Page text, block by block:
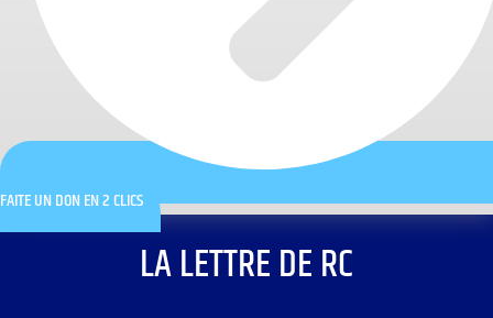
FAITE UN DON EN 2 CLICS
LA LETTRE DE RC